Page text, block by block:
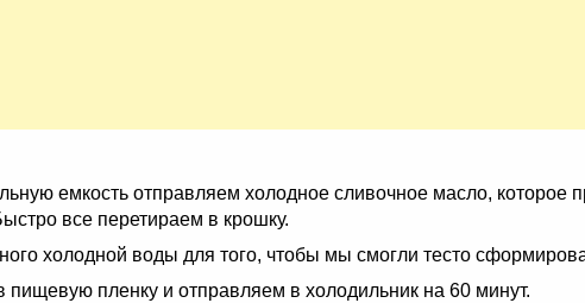
емкость отправляем холодное сливочное масло, которое
все перетираем в крошку.
холодной воды для того, чтобы мы смогли тесто
пищевую пленку и отправляем в холодильник на 60 минут.